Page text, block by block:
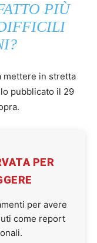
PIÙ
mettere in stretta
pubblicato il 29
PER
per avere
come report